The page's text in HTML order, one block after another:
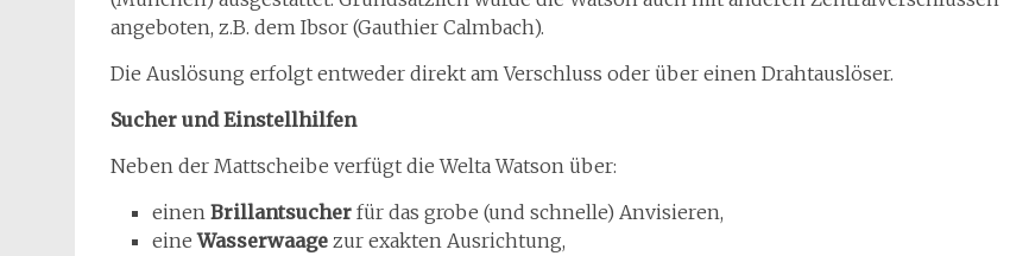
angeboten, z.B. dem Ibsor (Gauthier Calmbach).
Die Auslösung erfolgt entweder direkt am Verschluss oder über einen Drahtauslöser.
Sucher und Einstellhilfen
Neben der Mattscheibe verfügt die Welta Watson über:
einen Brillantsucher für das grobe (und schnelle) Anvisieren,
eineWasserwaage zur exakten Ausrichtung,